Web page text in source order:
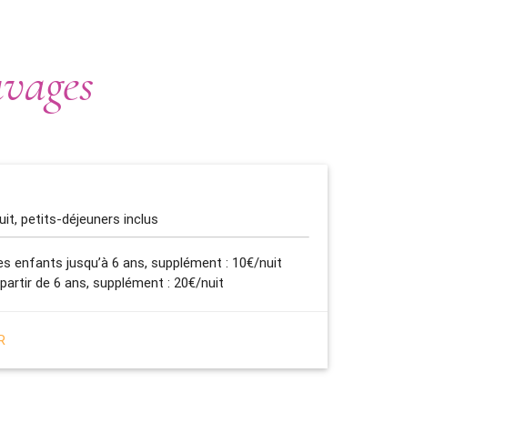
petits-déjeuners inclus
enfants jusqu’à 6 ans, supplément : 10€/nuit
de 6 ans, supplément : 20€/nuit